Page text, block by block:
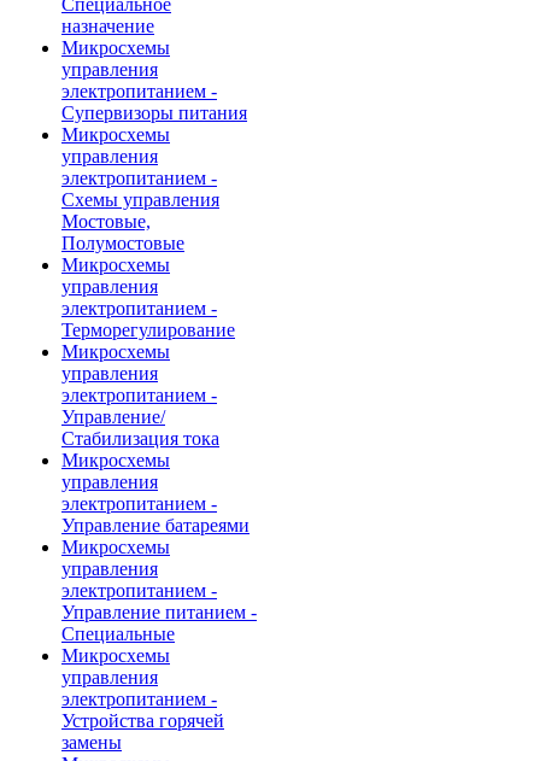
Специальное
назначение
Микросхемы
управления
электропитанием -
Супервизоры питания
Микросхемы
управления
электропитанием -
Схемы управления
Мостовые,
Полумостовые
Микросхемы
управления
электропитанием -
Терморегулирование
Микросхемы
управления
электропитанием -
Управление/
Стабилизация тока
Микросхемы
управления
электропитанием -
Управление батареями
Микросхемы
управления
электропитанием -
Управление питанием -
Специальные
Микросхемы
управления
электропитанием -
Устройства горячей
замены